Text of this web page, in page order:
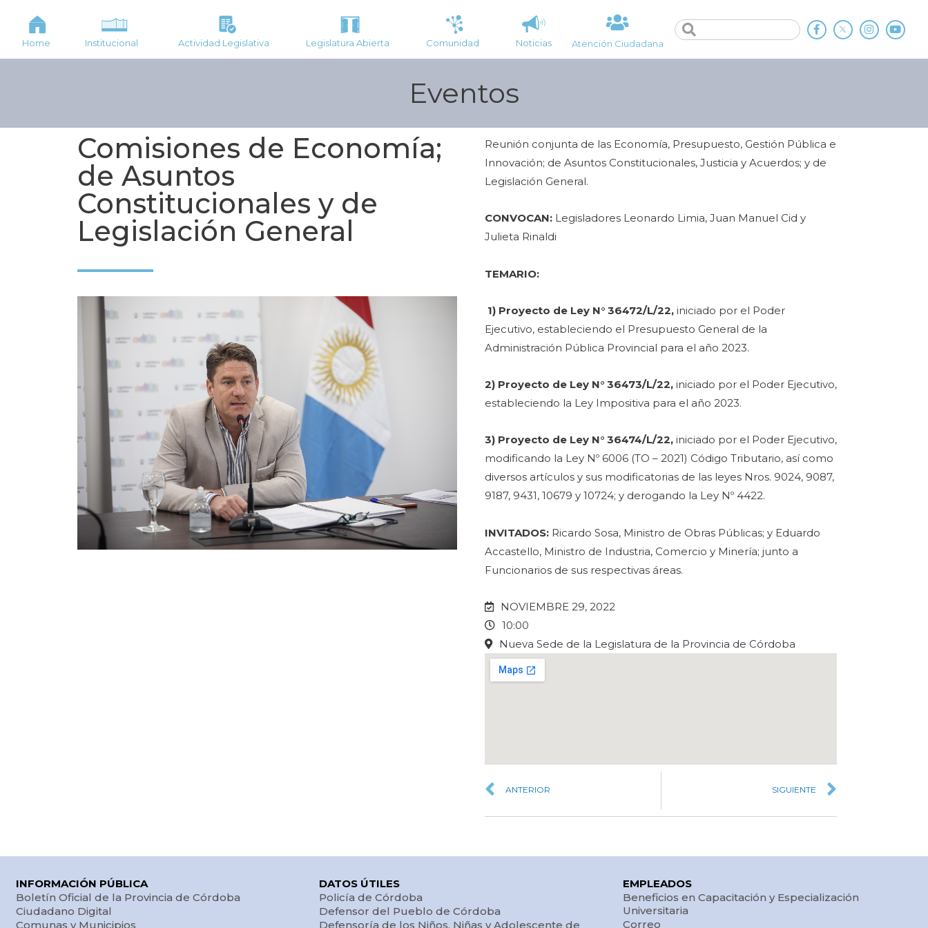
Home Institucional Actividad Legislativa Legislatura Abierta Comunidad Noticias Atención Ciudadana
Eventos
Comisiones de Economía;
de Asuntos
Constitucionales y de
Legislación General
Reunión conjunta de las Economía, Presupuesto, Gestión Pública e
Innovación; de Asuntos Constitucionales, Justicia y Acuerdos; y de
Legislación General.
CONVOCAN: Legisladores Leonardo Limia, Juan Manuel Cid y
Julieta Rinaldi
TEMARIO:
1) Proyecto de Ley N° 36472/L/22, iniciado por el Poder
Ejecutivo, estableciendo el Presupuesto General de la
Administración Pública Provincial para el año 2023.
2) Proyecto de Ley N° 36473/L/22, iniciado por el Poder Ejecutivo,
estableciendo la Ley Impositiva para el año 2023.
3) Proyecto de Ley N° 36474/L/22, iniciado por el Poder Ejecutivo,
modificando la Ley Nº 6006 (TO – 2021) Código Tributario, así como
diversos artículos y sus modificatorias de las leyes Nros. 9024, 9087,
9187, 9431, 10679 y 10724; y derogando la Ley Nº 4422.
INVITADOS: Ricardo Sosa, Ministro de Obras Públicas; y Eduardo
Accastello, Ministro de Industria, Comercio y Minería; junto a
Funcionarios de sus respectivas áreas.
NOVIEMBRE 29, 2022
10:00
Nueva Sede de la Legislatura de la Provincia de Córdoba
ANTERIOR SIGUIENTE
INFORMACIÓN PÚBLICA
Boletín Oficial de la Provincia de Córdoba
Ciudadano Digital
Comunas y Municipios
DATOS ÚTILES
Policía de Córdoba
Defensor del Pueblo de Córdoba
Defensoría de los Niños, Niñas y Adolescente de
EMPLEADOS
Beneficios en Capacitación y Especialización
Universitaria
Correo